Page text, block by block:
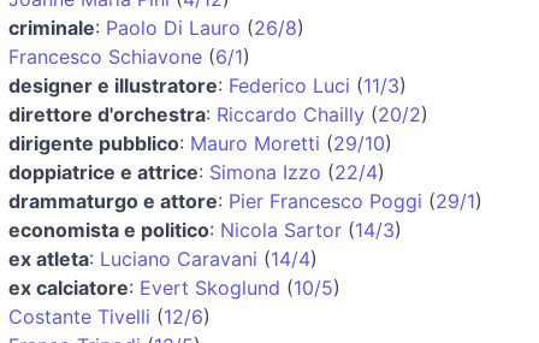
criminale: Paolo Di Lauro (26/8)
Francesco Schiavone (6/1)
designer e illustratore: Federico Luci (11/3)
direttore d'orchestra: Riccardo Chailly (20/2)
dirigente pubblico: Mauro Moretti (29/10)
doppiatrice e attrice: Simona Izzo (22/4)
drammaturgo e attore: Pier Francesco Poggi (29/1)
economista e politico: Nicola Sartor (14/3)
ex atleta: Luciano Caravani (14/4)
ex calciatore: Evert Skoglund (10/5)
Costante Tivelli (12/6)